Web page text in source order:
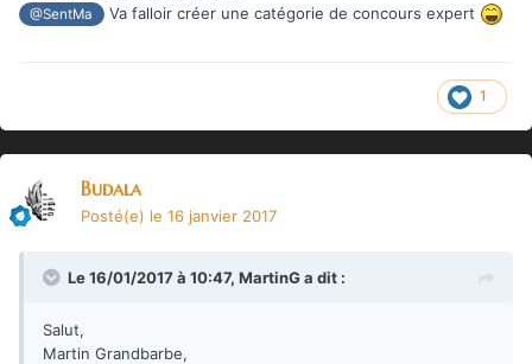
@SentMa Va falloir créer une catégorie de concours expert
1
Budala
Posté(e) le 16 janvier 2017
Le 16/01/2017 à 10:47, MartinGa dit :
Salut,
Martin Grandbarbe,